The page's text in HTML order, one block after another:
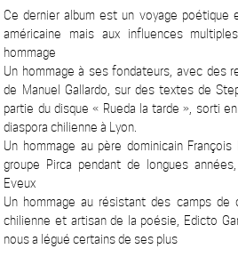
Ce dernier album est un voyage poétique
américaine mais aux influences
hommage
Un hommage à ses fondateurs, avec des
de Manuel Gallardo, sur des textes de
partie du disque « Rueda la tarde », sorti
diaspora chilienne à Lyon.
Un hommage au père dominicain
groupe Pirca pendant de longues
Eveux
Un hommage au résistant des camps de
chilienne et artisan de la poésie, Edicto
nous a légué certains de ses plus